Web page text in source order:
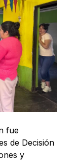
fue
de Decisión
y